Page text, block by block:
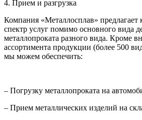
4. Прием и разгрузка
Компания «Металлосплав»
спектр услуг помимо основного вида
металлопроката разного вида. Кроме
ассортимента продукции (более 500
мы можем обеспечить:
– Погрузку металлопроката на
– Прием металлических изделий на